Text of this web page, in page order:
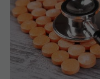
Cât de sigure sunt
despre pastilele
08 iul 2026, 09:22